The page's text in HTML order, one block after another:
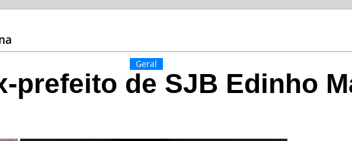
Geral
prefeito de SJB Edinho